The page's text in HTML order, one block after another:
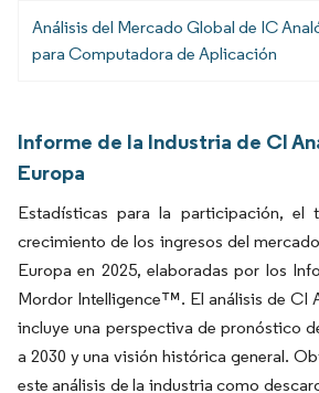
Análisis del Mercado Global de IC
para Computadora de Aplicación
Informe de la Industria de CI
Europa
Estadísticas para la participación, el
crecimiento de los ingresos del
Europa en 2025, elaboradas por los
Mordor Intelligence™. El análisis de CI
incluye una perspectiva de pronóstico
a 2030 y una visión histórica general.
este análisis de la industria como